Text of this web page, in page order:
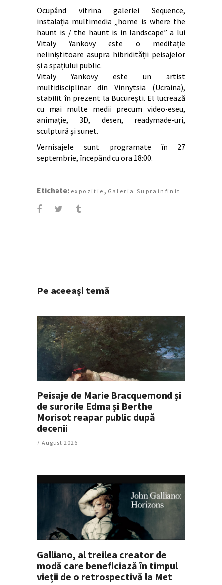
Ocupând vitrina galeriei Sequence,
instalația multimedia „home is where the
haunt is / the haunt is in landscape” a lui
Vitaly Yankovy este o meditație
neliniștitoare asupra hibridității peisajelor
și a spațiului public.
Vitaly Yankovy este un artist
multidisciplinar din Vinnytsia (Ucraina),
stabilit în prezent la București. El lucrează
cu mai multe medii precum video-eseu,
animație, 3D, desen, readymade-uri,
sculptură și sunet.
Vernisajele sunt programate în 27
septembrie, începând cu ora 18:00.
Etichete: expozitie , Galeria Suprainfinit
Pe aceeași temă
Peisaje de Marie Bracquemond și
de surorile Edma și Berthe
Morisot reapar public după
decenii
7 August 2026
Galliano, al treilea creator de
modă care beneficiază în timpul
vieții de o retrospectivă la Met